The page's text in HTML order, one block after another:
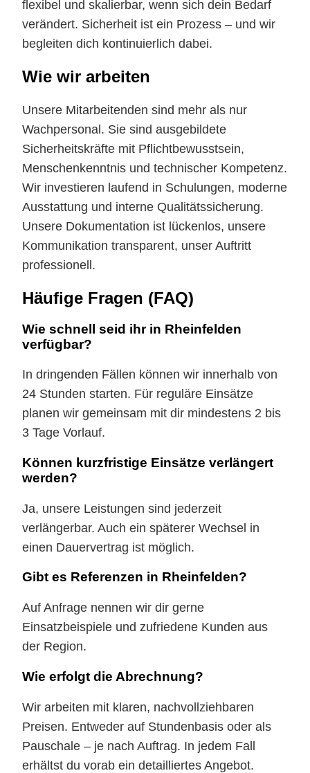
flexibel und skalierbar, wenn sich dein Bedarf
verändert. Sicherheit ist ein Prozess – und wir
begleiten dich kontinuierlich dabei.
Wie wir arbeiten
Unsere Mitarbeitenden sind mehr als nur
Wachpersonal. Sie sind ausgebildete
Sicherheitskräfte mit Pflichtbewusstsein,
Menschenkenntnis und technischer Kompetenz.
Wir investieren laufend in Schulungen, moderne
Ausstattung und interne Qualitätssicherung.
Unsere Dokumentation ist lückenlos, unsere
Kommunikation transparent, unser Auftritt
professionell.
Häufige Fragen (FAQ)
Wie schnell seid ihr in Rheinfelden
verfügbar?
In dringenden Fällen können wir innerhalb von
24 Stunden starten. Für reguläre Einsätze
planen wir gemeinsam mit dir mindestens 2 bis
3 Tage Vorlauf.
Können kurzfristige Einsätze verlängert
werden?
Ja, unsere Leistungen sind jederzeit
verlängerbar. Auch ein späterer Wechsel in
einen Dauervertrag ist möglich.
Gibt es Referenzen in Rheinfelden?
Auf Anfrage nennen wir dir gerne
Einsatzbeispiele und zufriedene Kunden aus
der Region.
Wie erfolgt die Abrechnung?
Wir arbeiten mit klaren, nachvollziehbaren
Preisen. Entweder auf Stundenbasis oder als
Pauschale – je nach Auftrag. In jedem Fall
erhältst du vorab ein detailliertes Angebot.